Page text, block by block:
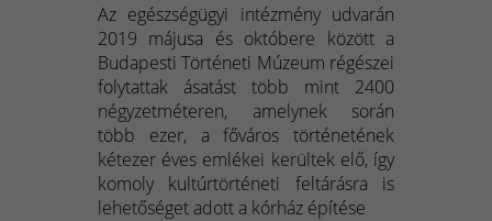
Az egészségügyi intézmény udvarán
2019 májusa és októbere között a
Budapesti Történeti Múzeum régészei
folytattak ásatást több mint 2400
négyzetméteren, amelynek során
több ezer, a főváros történetének
kétezer éves emlékei kerültek elő, így
komoly kultúrtörténeti feltárásra is
lehetőséget adott a kórház építése